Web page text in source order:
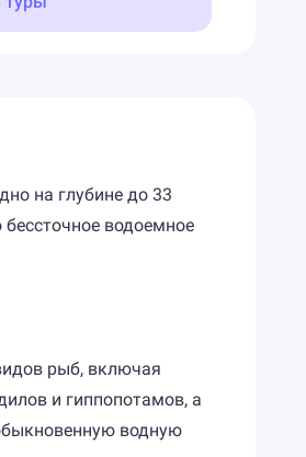
на глубине до 33
водоемное
рыб, включая
и гиппопотамов, а
водную